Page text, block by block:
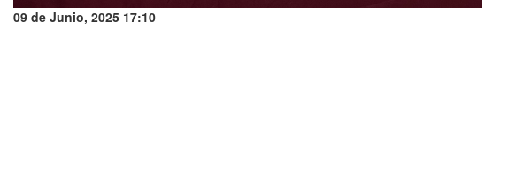
09 de Junio, 2025 17:10